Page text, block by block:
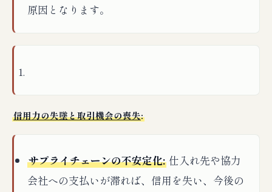
原因となります。
信用力の失墜と取引機会の喪失:
サプライチェーンの不安定化: 仕入れ先や協力
会社への支払いが滞れば、信用を失い、今後の